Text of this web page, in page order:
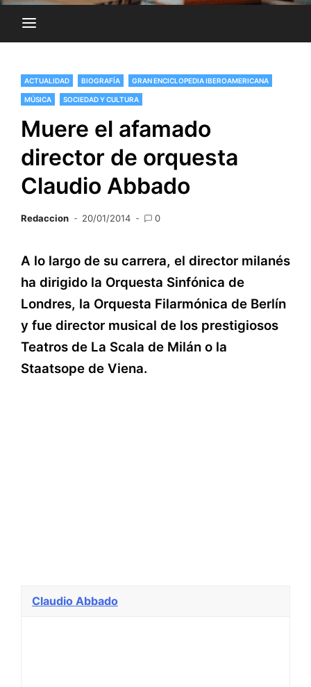
ACTUALIDAD BIOGRAFÍA GRAN ENCICLOPEDIA IBEROAMERICANA
MÚSICA SOCIEDAD Y CULTURA
Muere el afamado
director de orquesta
Claudio Abbado
Redaccion 20/01/2014 0
A lo largo de su carrera, el director milanés
ha dirigido la Orquesta Sinfónica de
Londres, la Orquesta Filarmónica de Berlín
y fue director musical de los prestigiosos
Teatros de La Scala de Milán o la
Staatsope de Viena.
Claudio Abbado